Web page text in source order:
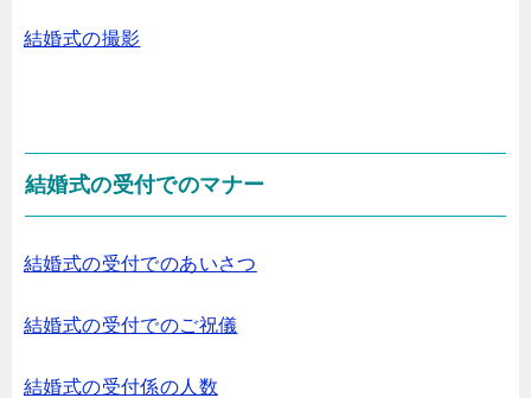
結婚式の撮影
結婚式の受付でのマナー
結婚式の受付でのあいさつ
結婚式の受付でのご祝儀
結婚式の受付係の人数